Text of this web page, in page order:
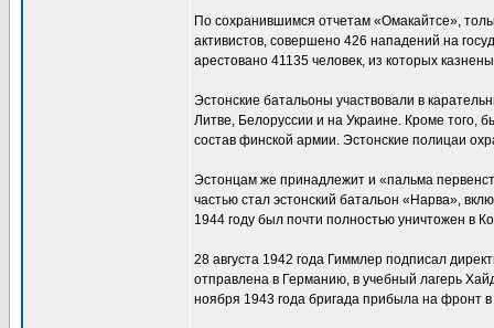
По сохранившимся отчетам «Омакайтсе»,
активистов, совершено 426 нападений на
арестовано 41135 человек, из которых
Эстонские батальоны участвовали в
Литве, Белоруссии и на Украине. Кроме того,
состав финской армии. Эстонские полицаи
Эстонцам же принадлежит и «пальма
частью стал эстонский батальон «Нарва»,
1944 году был почти полностью уничтожен в
28 августа 1942 года Гиммлер подписал
отправлена в Германию, в учебный лагерь
ноября 1943 года бригада прибыла на фронт